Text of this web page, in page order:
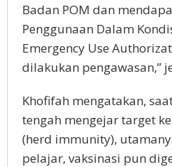
Badan POM dan
Penggunaan Dalam
Emergency Use
dilakukan pengawasan,”
Khofifah mengatakan,
tengah mengejar target
(herd immunity),
pelajar, vaksinasi pun